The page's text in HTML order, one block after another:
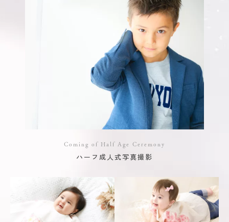
Coming of Half Age Ceremony
ハーフ成人式写真撮影